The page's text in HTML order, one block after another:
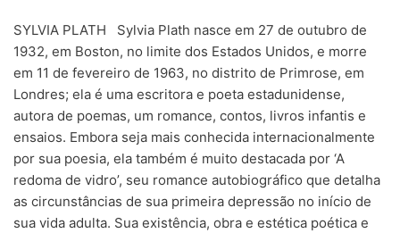
SYLVIA PLATH Sylvia Plath nasce em 27 de outubro de
1932, em Boston, no limite dos Estados Unidos, e morre
em 11 de fevereiro de 1963, no distrito de Primrose, em
Londres; ela é uma escritora e poeta estadunidense,
autora de poemas, um romance, contos, livros infantis e
ensaios. Embora seja mais conhecida internacionalmente
por sua poesia, ela também é muito destacada por ‘A
redoma de vidro’, seu romance autobiográfico que detalha
as circunstâncias de sua primeira depressão no início de
sua vida adulta. Sua existência, obra e estética poética e